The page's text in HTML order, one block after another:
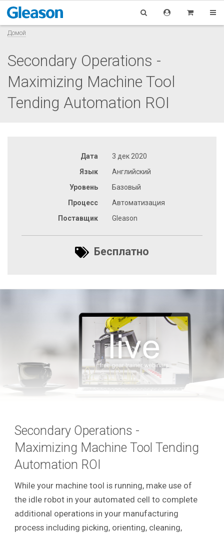
Домой
Secondary Operations -
Maximizing Machine Tool
Tending Automation ROI
Дата
3 дек 2020
Язык
Английский
Уровень
Базовый
Процесс
Автоматизация
Поставщик
Gleason
Бесплатно
Secondary Operations -
Maximizing Machine Tool Tending
Automation ROI
While your machine tool is running, make use of
the idle robot in your automated cell to complete
additional operations in your manufacturing
process including picking, orienting, cleaning,